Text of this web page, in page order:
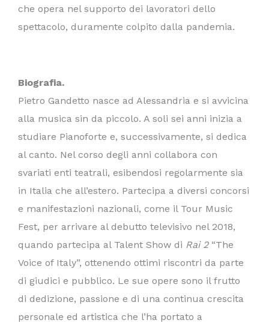
che opera nel supporto dei lavoratori dello
spettacolo, duramente colpito dalla pandemia.
Biografia.
Pietro Gandetto nasce ad Alessandria e si avvicina
alla musica sin da piccolo. A soli sei anni inizia a
studiare Pianoforte e, successivamente, si dedica
al canto. Nel corso degli anni collabora con
svariati enti teatrali, esibendosi regolarmente sia
in Italia che all’estero. Partecipa a diversi concorsi
e manifestazioni nazionali, come il Tour Music
Fest, per arrivare al debutto televisivo nel 2018,
quando partecipa al Talent Show di Rai 2“The
Voice of Italy”, ottenendo ottimi riscontri da parte
di giudici e pubblico. Le sue opere sono il frutto
di dedizione, passione e di una continua crescita
personale ed artistica che l’ha portato a